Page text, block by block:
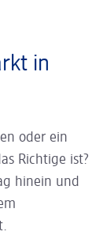
in
oder ein
Richtige ist?
hinein und